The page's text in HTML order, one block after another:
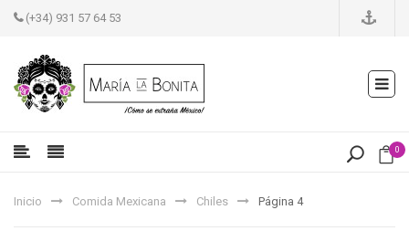
(+34) 931 57 64 53
0
Inicio Comida Mexicana Chiles Página 4